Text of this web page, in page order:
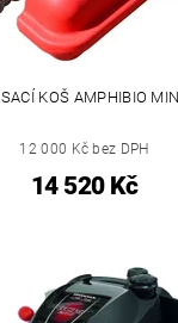
KOŠ AMPHIBIO
12 000 Kč bez DPH
14 520 Kč